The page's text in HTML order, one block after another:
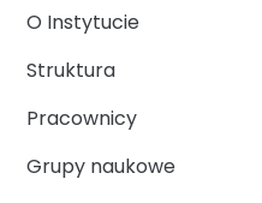
O Instytucie
Struktura
Pracownicy
Grupy naukowe